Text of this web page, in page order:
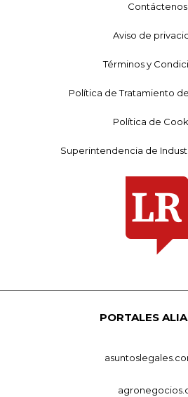
Contáctenos
Aviso de
Términos y
Política de Tratamiento
Política de
Superintendencia de
PORTALES